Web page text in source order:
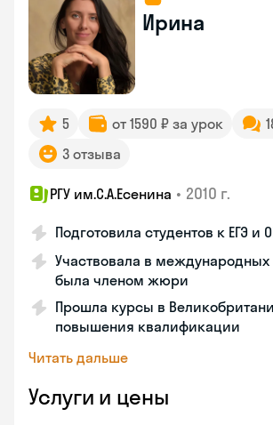
Ирина
5 от 1590 ₽ за урок
3 отзыва
РГУ им.С.А.Есенина • 2010 г.
Подготовила студентов к ЕГЭ и
Участвовала в
была членом жюри
Прошла курсы в
повышения квалификации
Читать дальше
Услуги и цены